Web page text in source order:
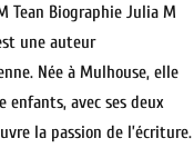
Tean Biographie Julia M
une auteur
Née à Mulhouse, elle
enfants, avec ses deux
la passion de l’écriture.